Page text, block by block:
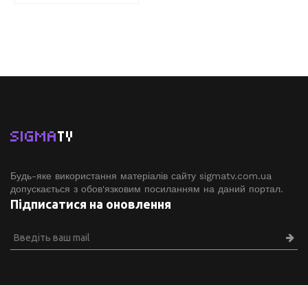
SIGMATV
Будь-яке використання матеріалів сайту sigmatv.com.ua
допускається з обов'язковим посиланням на даний портал.
Підписатися на оновлення